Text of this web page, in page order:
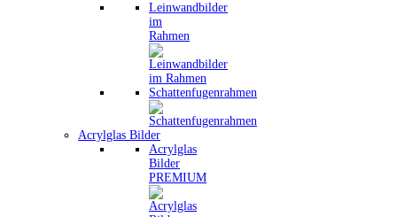
Leinwandbilder
im
Rahmen
Schattenfugenrahmen
Acrylglas Bilder
Acrylglas
Bilder
PREMIUM